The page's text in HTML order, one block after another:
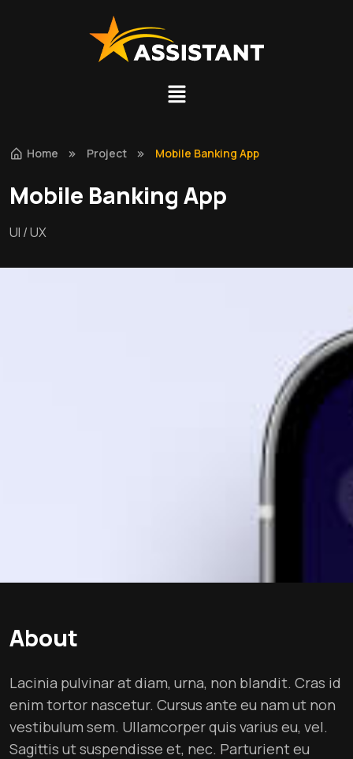
Home Project Mobile Banking App
Mobile Banking App
UI / UX
About
Lacinia pulvinar at diam, urna, non blandit. Cras id
enim tortor nascetur. Cursus ante eu nam ut non
vestibulum sem. Ullamcorper quis varius eu, vel.
Sagittis ut suspendisse et, nec. Parturient eu